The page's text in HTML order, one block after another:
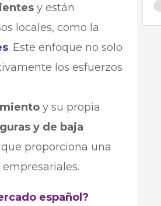
y están
locales, como la
. Este enfoque no solo
los esfuerzos
y su propia
y de baja
proporciona una
español?